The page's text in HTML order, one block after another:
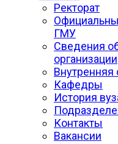
Ректорат
ГМУ
Сведения
организации
Внутренняя
Кафедры
История
Контакты
Вакансии